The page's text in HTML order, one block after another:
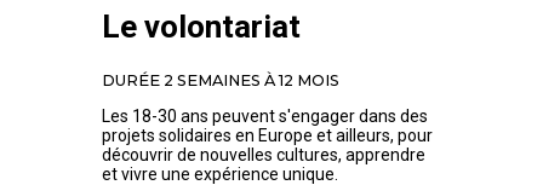
Le volontariat
DURÉE 2 SEMAINES À 12 MOIS
Les 18-30 ans peuvent s'engager dans des
projets solidaires en Europe et ailleurs, pour
découvrir de nouvelles cultures, apprendre
et vivre une expérience unique.